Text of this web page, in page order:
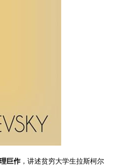
巨作，讲述贫穷大学生拉斯柯尔